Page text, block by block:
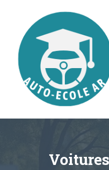
contenu